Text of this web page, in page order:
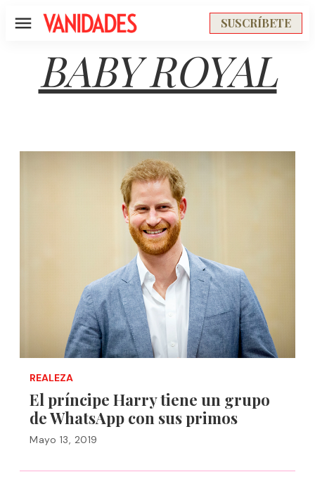
Menú SUSCRÍBETE
BABY ROYAL
REALEZA
El príncipe Harry tiene un grupo
de WhatsApp con sus primos
Mayo 13, 2019